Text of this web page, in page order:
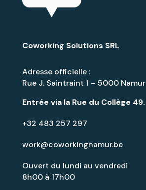
Coworking Solutions SRL
Adresse officielle :
Rue J. Saintraint 1 – 5000 Namur
Entrée via la Rue du Collège 49.
+32 483 257 297
work@coworkingnamur.be
Ouvert du lundi au vendredi
8h00 à 17h00